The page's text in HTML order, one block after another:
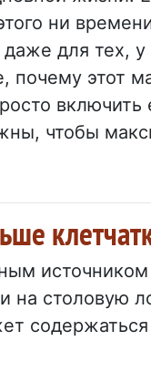
ни
для тех,
почему этот
включить
чтобы
на столовую